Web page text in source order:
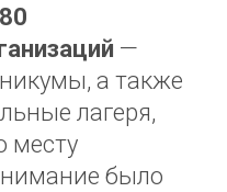
—
а также
лагеря,
месту
было